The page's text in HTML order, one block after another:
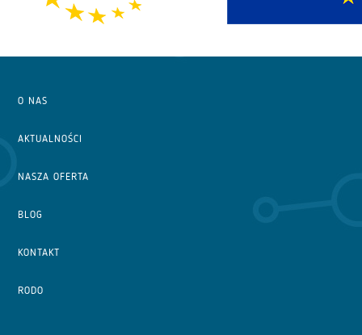
O NAS
AKTUALNOŚCI
NASZA OFERTA
BLOG
KONTAKT
RODO